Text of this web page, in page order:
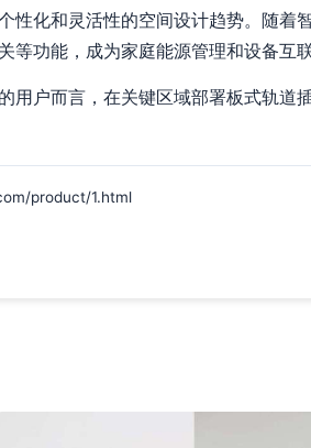
性化和灵活性的空间设计趋势。随着
功能，成为家庭能源管理和设备互联
用户而言，在关键区域部署板式轨道
product/1.html